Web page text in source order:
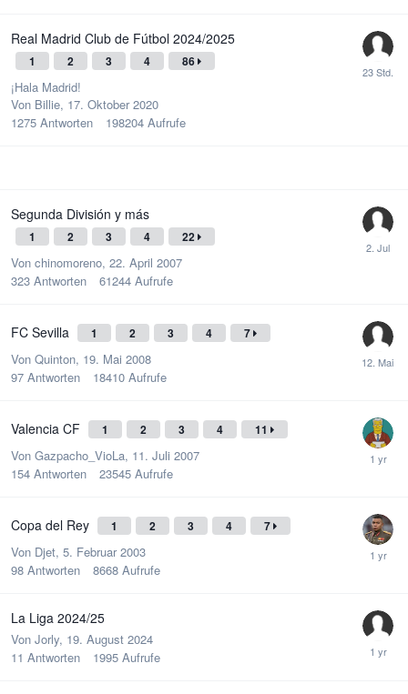
Real Madrid Club de Fútbol 2024/2025
1 2 3 4 86
¡Hala Madrid!
Von Billie, 17. Oktober 2020
1275 Antworten 198204 Aufrufe
Segunda División y más
1 2 3 4 22
Von chinomoreno, 22. April 2007
323 Antworten 61244 Aufrufe
FC Sevilla 1 2 3 4 7
Von Quinton, 19. Mai 2008
97 Antworten 18410 Aufrufe
Valencia CF 1 2 3 4 11
Von Gazpacho_VioLa, 11. Juli 2007
154 Antworten 23545 Aufrufe
Copa del Rey 1 2 3 4 7
Von Djet, 5. Februar 2003
98 Antworten 8668 Aufrufe
La Liga 2024/25
Von Jorly, 19. August 2024
11 Antworten 1995 Aufrufe